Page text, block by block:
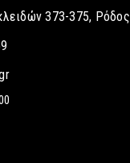
373-375, Ρόδος